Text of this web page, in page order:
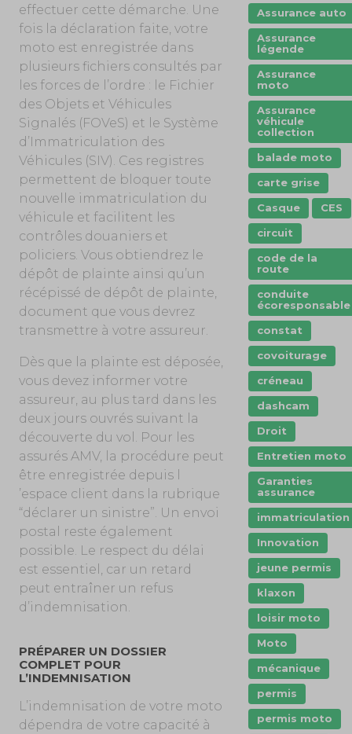
effectuer cette démarche. Une
fois la déclaration faite, votre
moto est enregistrée dans
plusieurs fichiers consultés par
les forces de l’ordre : le Fichier
des Objets et Véhicules
Signalés (FOVeS) et le Système
d’Immatriculation des
Véhicules (SIV). Ces registres
permettent de bloquer toute
nouvelle immatriculation du
véhicule et facilitent les
contrôles douaniers et
policiers. Vous obtiendrez le
dépôt de plainte ainsi qu’un
récépissé de dépôt de plainte,
document que vous devrez
transmettre à votre assureur.
Dès que la plainte est déposée,
vous devez informer votre
assureur, au plus tard dans les
deux jours ouvrés suivant la
découverte du vol. Pour les
assurés AMV, la procédure peut
être enregistrée depuis l
’espace client dans la rubrique
“déclarer un sinistre”. Un envoi
postal reste également
possible. Le respect du délai
est essentiel, car un retard
peut entraîner un refus
d’indemnisation.
PRÉPARER UN DOSSIER
COMPLET POUR
L’INDEMNISATION
L’indemnisation de votre moto
dépendra de votre capacité à
Assurance auto
Assurance
légende
Assurance
moto
Assurance
véhicule
collection
balade moto
carte grise
Casque
CES
circuit
code de la
route
conduite
écoresponsable
constat
covoiturage
créneau
dashcam
Droit
Entretien moto
Garanties
assurance
immatriculation
Innovation
jeune permis
klaxon
loisir moto
Moto
mécanique
permis
permis moto